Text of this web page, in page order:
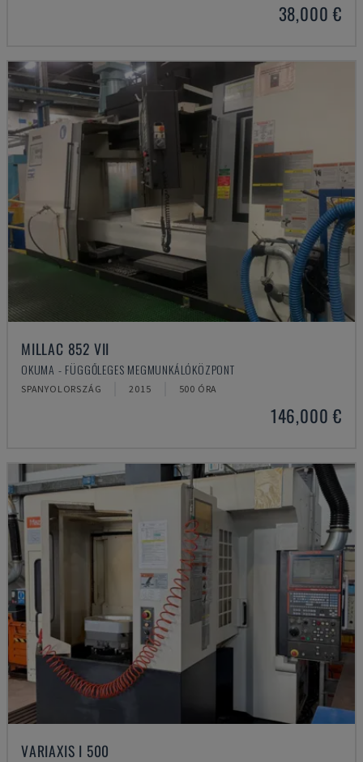
38,000 €
MILLAC 852 VII
OKUMA - FÜGGŐLEGES MEGMUNKÁLÓKÖZPONT
SPANYOLORSZÁG 2015 500 ÓRA
146,000 €
VARIAXIS I 500